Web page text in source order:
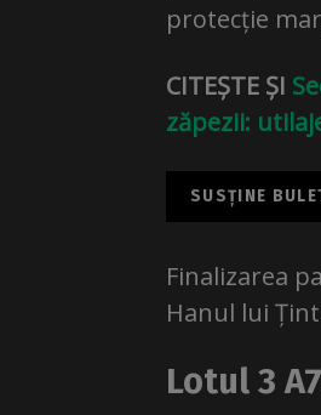
protecție
CITEȘTE ȘI
zăpezii:
SUSȚINE
Finalizarea
Hanul lui
Lotul 3